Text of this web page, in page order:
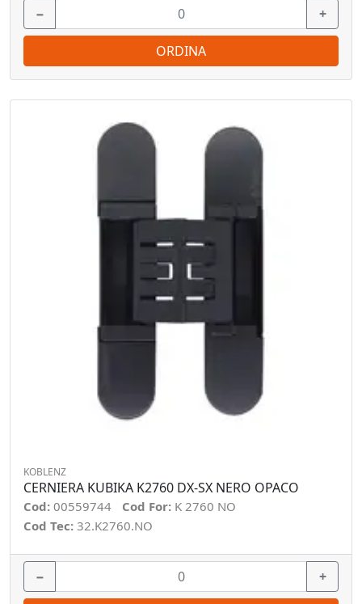
− +
ORDINA
KOBLENZ
CERNIERA KUBIKA K2760 DX-SX NERO OPACO
Cod: 00559744 Cod For: K 2760 NO
Cod Tec: 32.K2760.NO
− +